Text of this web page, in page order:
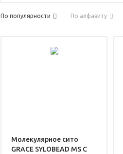
По популярности По алфавиту
Молекулярное сито
GRACE SYLOBEAD MS C